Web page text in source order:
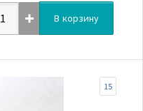
В корзину
15